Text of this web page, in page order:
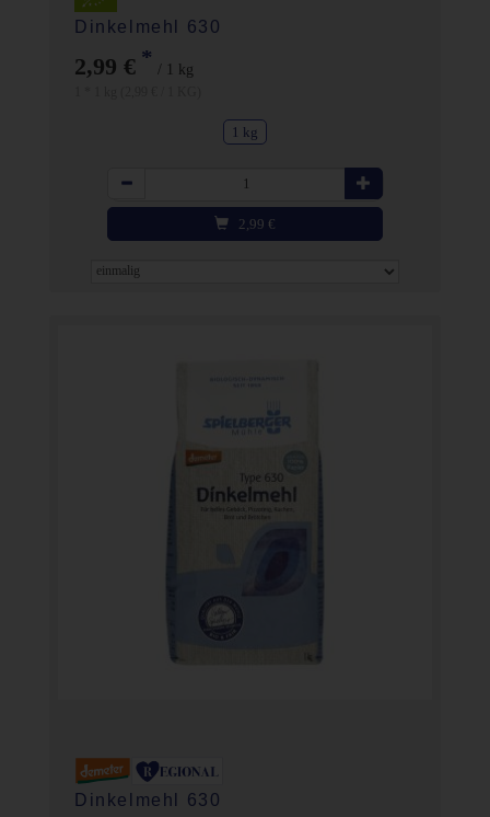
Dinkelmehl 630
2,99 € * / 1 kg
1 kg
Anzahl
2,99 €
Dinkelmehl 630